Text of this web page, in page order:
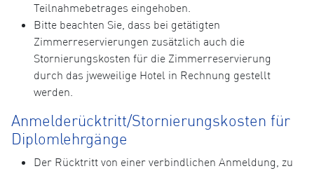
Teilnahmebetrages eingehoben.
Bitte beachten Sie, dass bei getätigten
Zimmerreservierungen zusätzlich auch die
Stornierungskosten für die Zimmerreservierung
durch das jweweilige Hotel in Rechnung gestellt
werden.
Anmelderücktritt/Stornierungskosten für
Diplomlehrgänge
Der Rücktritt von einer verbindlichen Anmeldung, zu